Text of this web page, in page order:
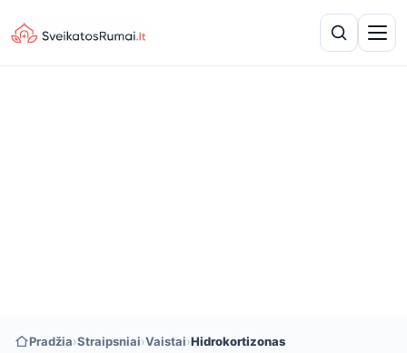
Pradžia›Straipsniai›Vaistai›Hidrokortizonas